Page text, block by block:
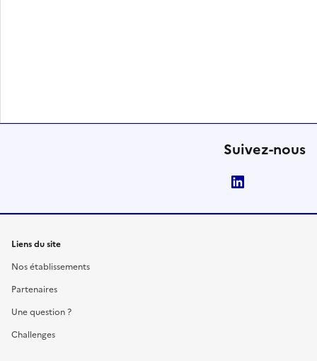
Suivez-nous
Liens du site
Nos établissements
Partenaires
Une question ?
Challenges